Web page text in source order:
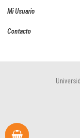
Mi Usuario
Contacto